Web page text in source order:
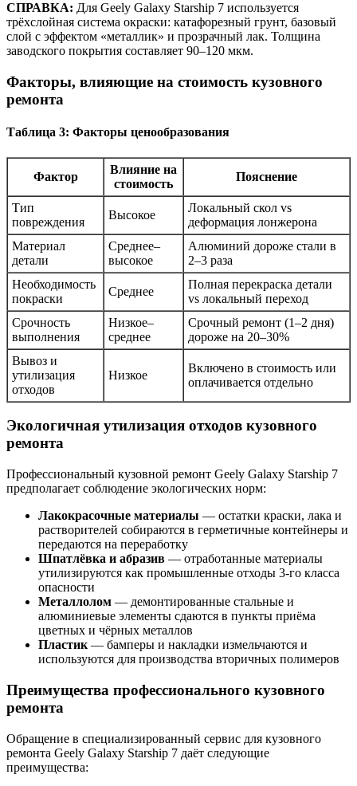
СПРАВКА: Для Geely Galaxy Starship 7 используется
трёхслойная система окраски: катафорезный грунт, базовый
слой с эффектом «металлик» и прозрачный лак. Толщина
заводского покрытия составляет 90–120 мкм.
Факторы, влияющие на стоимость кузовного
ремонта
Таблица 3: Факторы ценообразования
Фактор
Влияние на
стоимость
Пояснение
Тип
повреждения
Высокое
Локальный скол vs
деформация лонжерона
Материал
детали
Среднее–
высокое
Алюминий дороже стали в
2–3 раза
Необходимость
покраски
Среднее
Полная перекраска детали
vs локальный переход
Срочность
выполнения
Низкое–
среднее
Срочный ремонт (1–2 дня)
дороже на 20–30%
Вывоз и
утилизация
отходов
Низкое
Включено в стоимость или
оплачивается отдельно
Экологичная утилизация отходов кузовного
ремонта
Профессиональный кузовной ремонт Geely Galaxy Starship 7
предполагает соблюдение экологических норм:
Лакокрасочные материалы — остатки краски, лака и
растворителей собираются в герметичные контейнеры и
передаются на переработку
Шпатлёвка и абразив — отработанные материалы
утилизируются как промышленные отходы 3-го класса
опасности
Металлолом — демонтированные стальные и
алюминиевые элементы сдаются в пункты приёма
цветных и чёрных металлов
Пластик — бамперы и накладки измельчаются и
используются для производства вторичных полимеров
Преимущества профессионального кузовного
ремонта
Обращение в специализированный сервис для кузовного
ремонта Geely Galaxy Starship 7 даёт следующие
преимущества: